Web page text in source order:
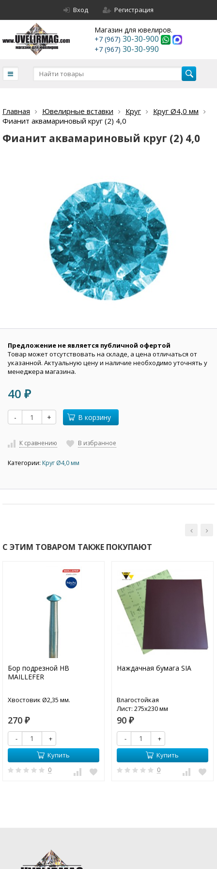
Вход Регистрация
Магазин для ювелиров.
+7 (967) 30-30-900
+7 (967) 30-30-990
Главная Ювелирные вставки Круг
Круг Ø4,0 мм
Фианит аквамариновый круг (2) 4,0
Фианит аквамариновый круг (2) 4,0
Предложение не является публичной офертой
Товар может отсутствовать на складе, а цена отличаться от
указанной. Актуальную цену и наличие необходимо уточнять у
менеджера магазина.
40 ₽
- + В корзину
К сравнению В избранное
Категории: Круг Ø4,0 мм
С ЭТИМ ТОВАРОМ ТАКЖЕ ПОКУПАЮТ
Бор подрезной HB
MAILLEFER
Хвостовик Ø2,35 мм.
270 ₽
-
+
Купить
0
Наждачная бумага SIA
Влагостойкая
Лист: 275х230 мм
90 ₽
-
+
Купить
0